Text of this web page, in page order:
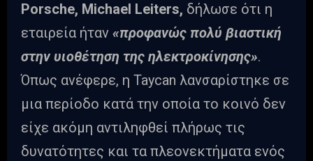
Porsche, Michael Leiters, δήλωσε ότι η
εταιρεία ήταν «προφανώς πολύ βιαστική
στην υιοθέτηση της ηλεκτροκίνησης».
Όπως ανέφερε, η Taycan λανσαρίστηκε σε
μια περίοδο κατά την οποία το κοινό δεν
είχε ακόμη αντιληφθεί πλήρως τις
δυνατότητες και τα πλεονεκτήματα ενός